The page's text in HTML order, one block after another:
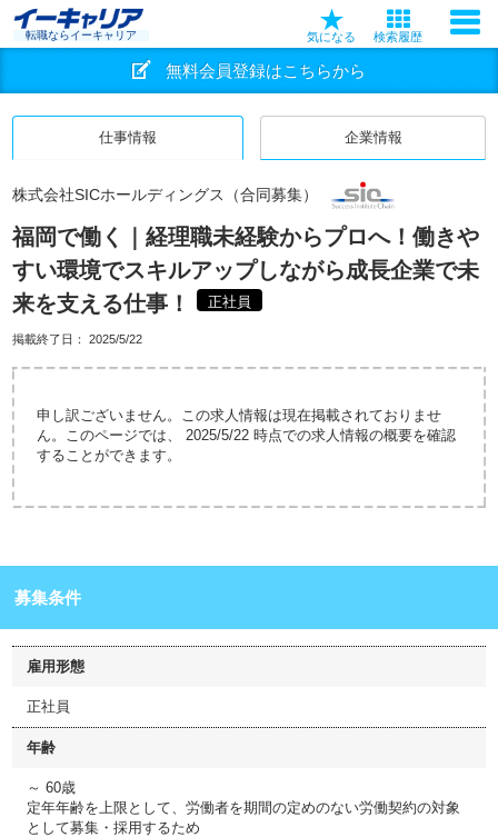
転職ならイーキャリア 気になる 検索履歴
無料会員登録はこちらから
仕事情報 企業情報
株式会社SICホールディングス（合同募集）
福岡で働く｜経理職未経験からプロへ！働きや
すい環境でスキルアップしながら成長企業で未
来を支える仕事！
正社員
掲載終了日： 2025/5/22
申し訳ございません。この求人情報は現在掲載されておりませ
ん。このページでは、 2025/5/22 時点での求人情報の概要を確認
することができます。
募集条件
雇用形態
正社員
年齢
～ 60歳
定年年齢を上限として、労働者を期間の定めのない労働契約の対象
として募集・採用するため